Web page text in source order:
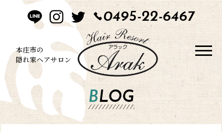
HOME
CONCEPT
STYLE
MENU
0495-22-6467
本庄市の
隠れ家ヘアサロン
BLOG